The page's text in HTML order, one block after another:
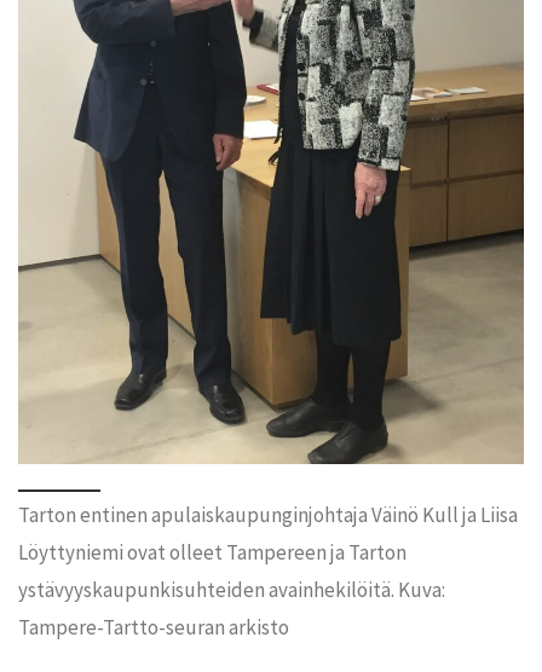
Tarton entinen apulaiskaupunginjohtaja Väinö Kull ja Liisa
Löyttyniemi ovat olleet Tampereen ja Tarton
ystävyyskaupunkisuhteiden avainhekilöitä. Kuva:
Tampere-Tartto-seuran arkisto